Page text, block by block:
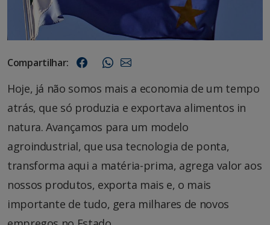
Compartilhar:
Hoje, já não somos mais a economia de um tempo
atrás, que só produzia e exportava alimentos in
natura. Avançamos para um modelo
agroindustrial, que usa tecnologia de ponta,
transforma aqui a matéria-prima, agrega valor aos
nossos produtos, exporta mais e, o mais
importante de tudo, gera milhares de novos